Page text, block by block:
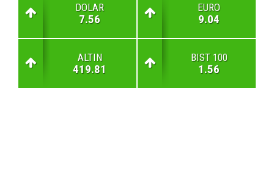
DOLAR
7.56
EURO
9.04
ALTIN
419.81
BIST 100
1.56